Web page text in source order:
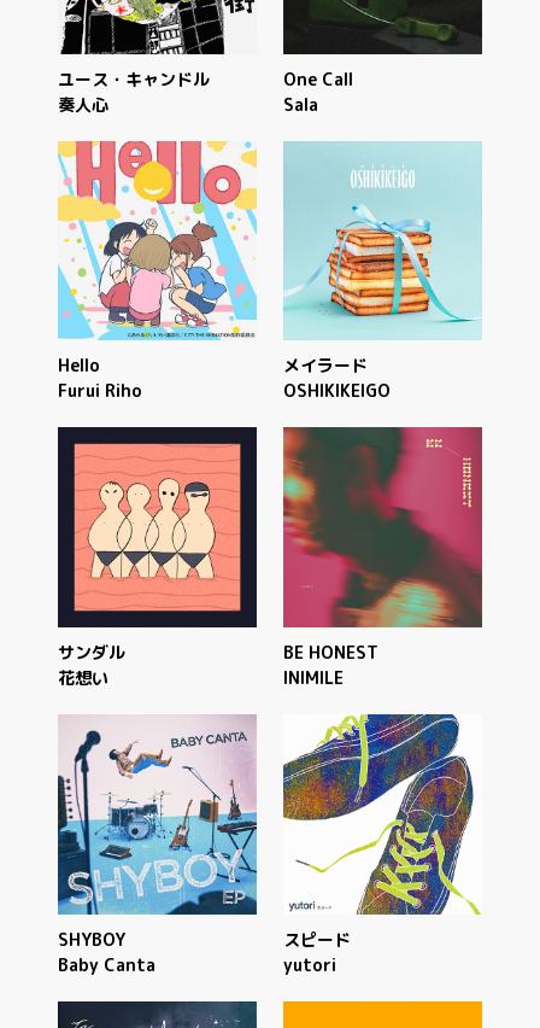
ユース・キャンドル
奏人心
One Call
Sala
Hello
Furui Riho
メイラード
OSHIKIKEIGO
サンダル
花想い
BE HONEST
INIMILE
SHYBOY
Baby Canta
スピード
yutori